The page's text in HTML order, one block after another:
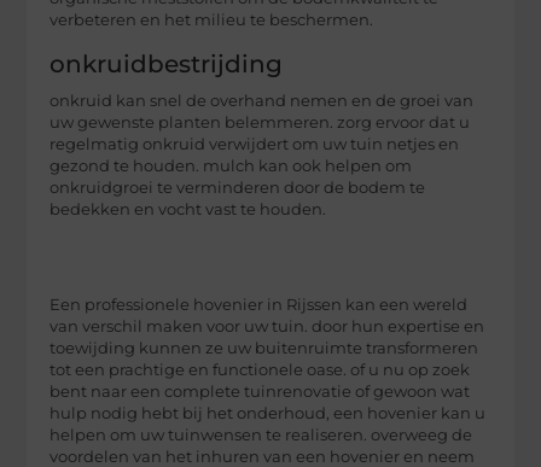
verbeteren en het milieu te beschermen.
onkruidbestrijding
onkruid kan snel de overhand nemen en de groei van
uw gewenste planten belemmeren. zorg ervoor dat u
regelmatig onkruid verwijdert om uw tuin netjes en
gezond te houden. mulch kan ook helpen om
onkruidgroei te verminderen door de bodem te
bedekken en vocht vast te houden.
Een professionele hovenier in Rijssen kan een wereld
van verschil maken voor uw tuin. door hun expertise en
toewijding kunnen ze uw buitenruimte transformeren
tot een prachtige en functionele oase. of u nu op zoek
bent naar een complete tuinrenovatie of gewoon wat
hulp nodig hebt bij het onderhoud, een hovenier kan u
helpen om uw tuinwensen te realiseren. overweeg de
voordelen van het inhuren van een hovenier en neem